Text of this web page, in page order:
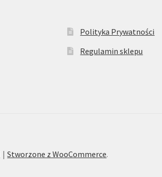
Polityka Prywatności
Regulamin sklepu
Stworzone z WooCommerce.